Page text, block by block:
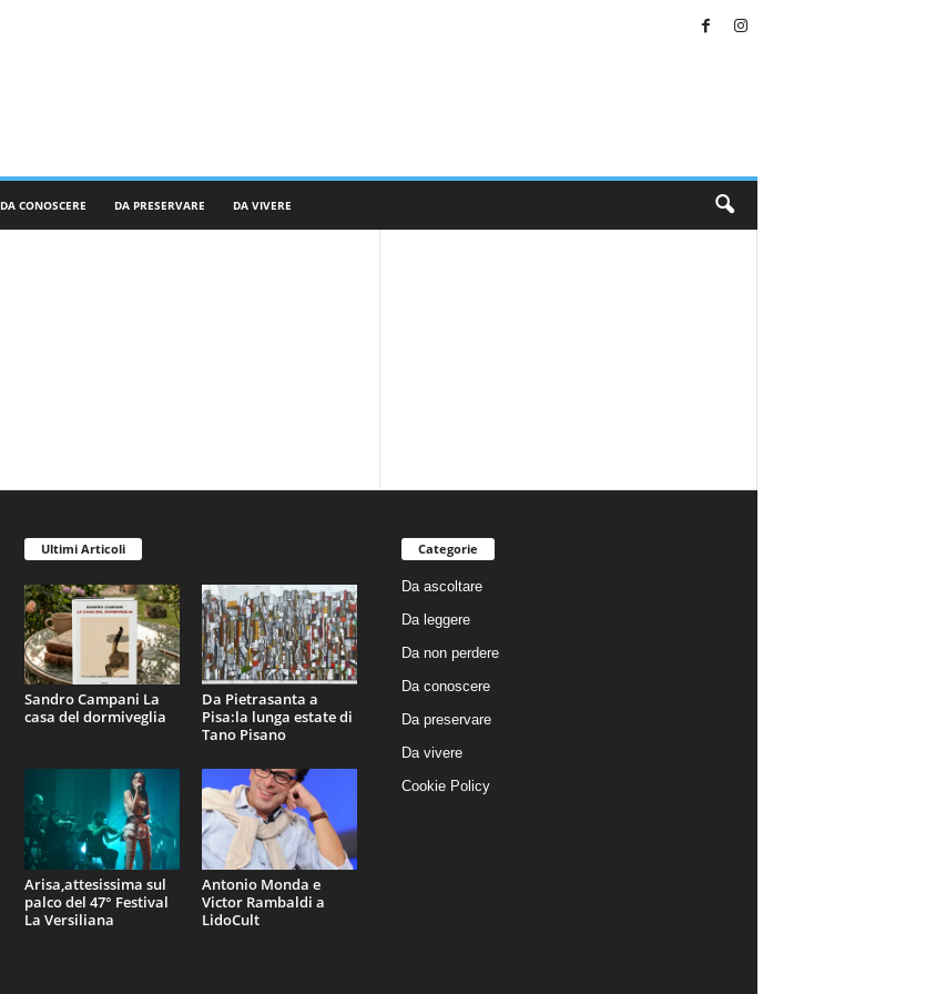
DA CONOSCERE DA PRESERVARE DA VIVERE
Ultimi Articoli
Sandro Campani La
casa del dormiveglia
Da Pietrasanta a
Pisa:la lunga estate di
Tano Pisano
Arisa,attesissima sul
palco del 47° Festival
La Versiliana
Antonio Monda e
Victor Rambaldi a
LidoCult
Categorie
Da ascoltare
Da leggere
Da non perdere
Da conoscere
Da preservare
Da vivere
Cookie Policy